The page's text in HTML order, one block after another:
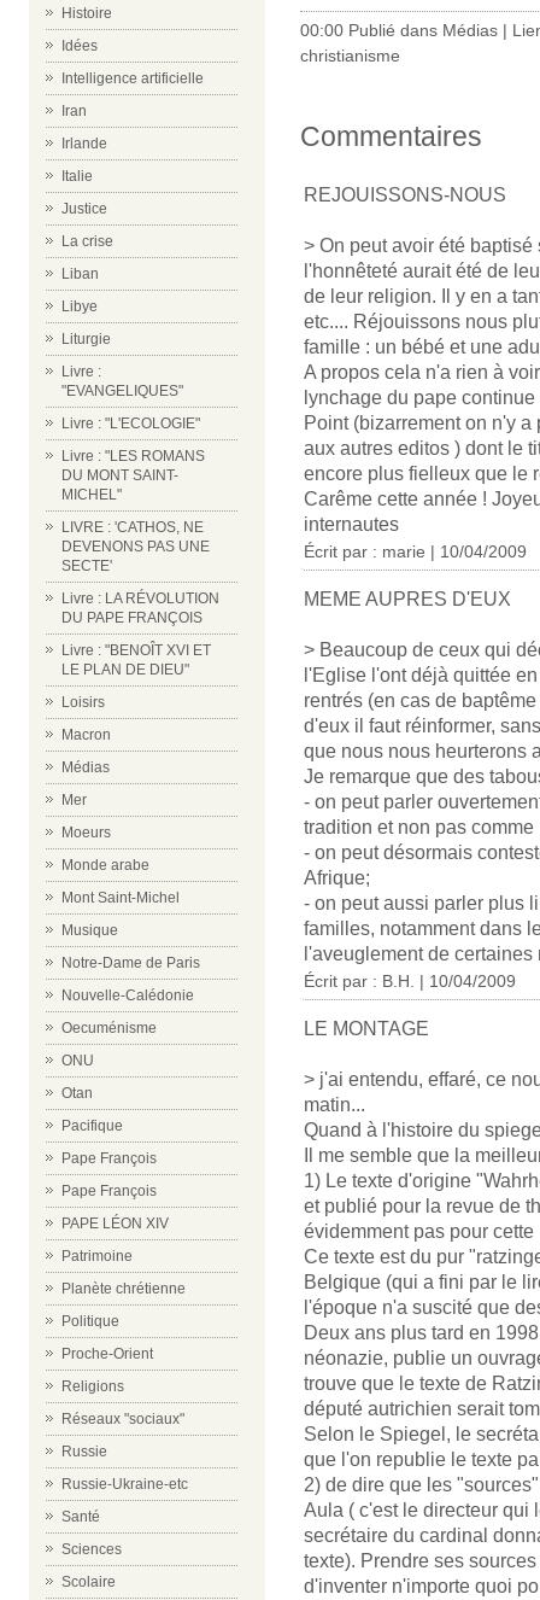
Histoire
Idées
Intelligence artificielle
Iran
Irlande
Italie
Justice
La crise
Liban
Libye
Liturgie
Livre :
"EVANGELIQUES"
Livre : "L'ECOLOGIE"
Livre : "LES ROMANS
DU MONT SAINT-
MICHEL"
LIVRE : 'CATHOS, NE
DEVENONS PAS UNE
SECTE'
Livre : LA RÉVOLUTION
DU PAPE FRANÇOIS
Livre : "BENOÎT XVI ET
LE PLAN DE DIEU"
Loisirs
Macron
Médias
Mer
Moeurs
Monde arabe
Mont Saint-Michel
Musique
Notre-Dame de Paris
Nouvelle-Calédonie
Oecuménisme
ONU
Otan
Pacifique
Pape François
Pape François
PAPE LÉON XIV
Patrimoine
Planète chrétienne
Politique
Proche-Orient
Religions
Réseaux "sociaux"
Russie
Russie-Ukraine-etc
Santé
Sciences
Scolaire
00:00 Publié dans Médias |
christianisme
Commentaires
REJOUISSONS-NOUS
> On peut avoir été
l'honnêteté aurait été de
de leur religion. Il y en a
etc.... Réjouissons nous
famille : un bébé et une
A propos cela n'a rien à
lynchage du pape
Point (bizarrement on n'y
aux autres editos ) dont le
encore plus fielleux que le
Carême cette année !
internautes
Écrit par : marie | 10/04/2009
MEME AUPRES D'EUX
> Beaucoup de ceux qui
l'Eglise l'ont déjà quittée
rentrés (en cas de
d'eux il faut réinformer,
que nous nous heurterons
Je remarque que des
- on peut parler
tradition et non pas
- on peut désormais
Afrique;
- on peut aussi parler plus
familles, notamment dans
l'aveuglement de certaines
Écrit par : B.H. | 10/04/2009
LE MONTAGE
> j'ai entendu, effaré, ce
matin...
Quand à l'histoire du
Il me semble que la
1) Le texte d'origine
et publié pour la revue de
évidemment pas pour
Ce texte est du pur
Belgique (qui a fini par le
l'époque n'a suscité que
Deux ans plus tard en
néonazie, publie un
trouve que le texte de
député autrichien serait
Selon le Spiegel, le
que l'on republie le texte
2) de dire que les
Aula ( c'est le directeur qui
secrétaire du cardinal
texte). Prendre ses
d'inventer n'importe quoi